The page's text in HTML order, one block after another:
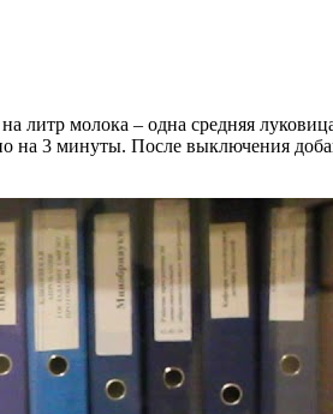
молока – одна средняя
на 3 минуты. После выключения